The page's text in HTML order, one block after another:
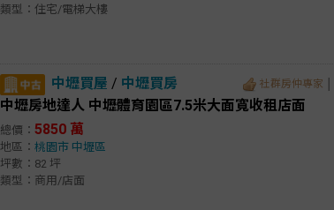
類型：住宅/電梯大樓
中壢買屋 / 中壢買房 社群房仲專家
中壢房地達人 中壢體育園區7.5米大面寬收租店面
總價： 5850 萬
地區： 桃園市 中壢區
坪數：82 坪
類型：商用/店面